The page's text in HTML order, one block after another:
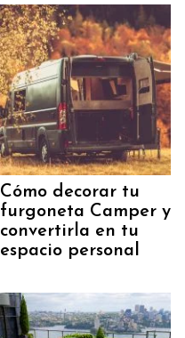
Cómo decorar tu
furgoneta Camper y
convertirla en tu
espacio personal